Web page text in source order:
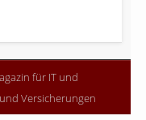
für IT und
Versicherungen